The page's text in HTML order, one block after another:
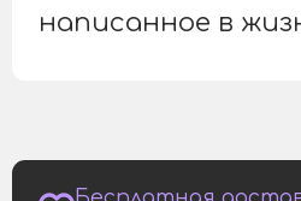
написанное в